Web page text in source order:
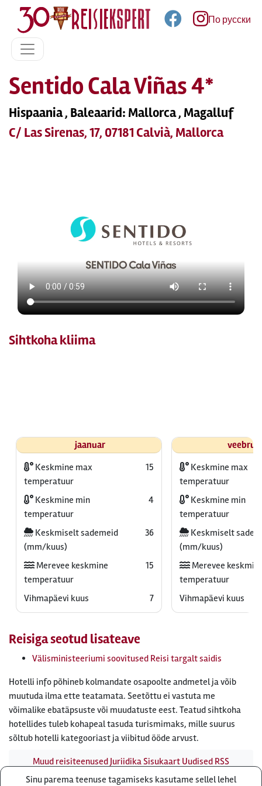
По русски
Sentido Cala Viñas 4*
Hispaania , Baleaarid: Mallorca , Magalluf
C/ Las Sirenas, 17, 07181 Calvià, Mallorca
Sihtkoha kliima
jaanuar
Keskmine max
temperatuur
15
Keskmine min
temperatuur
4
Keskmiselt sademeid
(mm/kuus)
36
Merevee keskmine
temperatuur
15
Vihmapäevi kuus 7
Keskmine max
temperatuur
Keskmine min
temperatuur
Keskmiselt
(mm/kuus)
Merevee
temperatuur
Vihmapäevi kuus
Reisiga seotud lisateave
Välisministeeriumi soovitused Reisi targalt saidis
Hotelli info põhineb kolmandate osapoolte andmetel ja võib
muutuda ilma ette teatamata. Seetõttu ei vastuta me
võimalike ebatäpsuste või muudatuste eest. Teatud sihtkoha
hotellides tuleb kohapeal tasuda turismimaks, mille suurus
sõltub hotelli kategooriast ja viibitud ööde arvust.
Muud reisiteenusedJuriidikaSisukaart Uudised RSS
uudisvoogFirmastÄrikliendileOtsi infot meie saidist
Sinu parema teenuse tagamiseks kasutame sellel lehel